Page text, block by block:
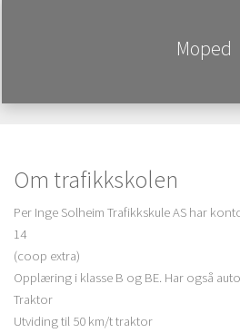
Moped
Om trafikkskolen
Per Inge Solheim Trafikkskule AS har
14
(coop extra)
Opplæring i klasse B og BE. Har også
Traktor
Utviding til 50 km/t traktor